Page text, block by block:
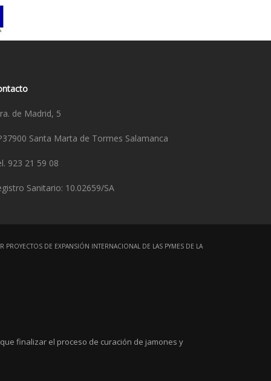
de Madrid, 5
Santa Marta de Tormes Salamanca
923 21 59 08
Sanitario: 10.02659/SA
PROYECTOS DE EXPANSIÓN INTERNACIONAL DE LAS PYMES DE LA
finalizar el proceso de curación de jamones y